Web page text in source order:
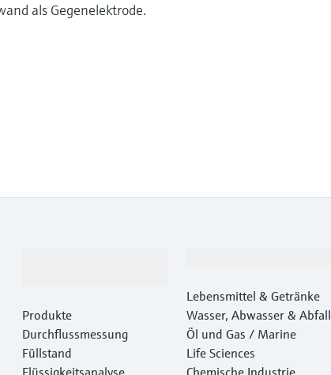
als Gegenelektrode.
Produkte
Durchflussmessung
Füllstand
Lebensmittel & Getränke
Wasser, Abwasser & Abfall
Öl und Gas / Marine
Life Sciences